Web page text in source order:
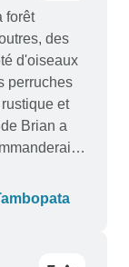
forêt
d'oiseaux
perruches
à
la